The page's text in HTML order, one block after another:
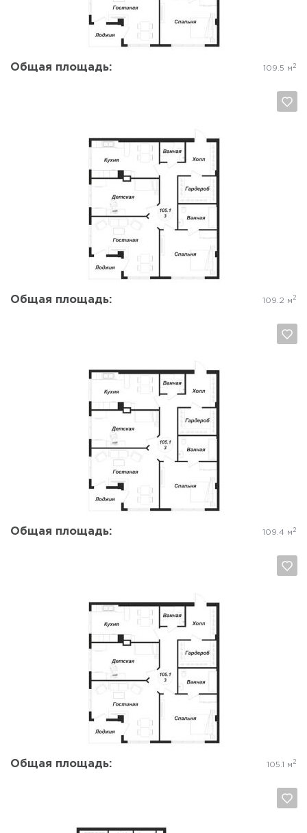
Общая площадь: 109.5 м 2
Общая площадь: 109.2 м 2
Да, удалить Отмена
Общая площадь: 109.4 м 2
Да, удалить Отмена
Общая площадь: 105.1 м 2
Да, удалить Отмена